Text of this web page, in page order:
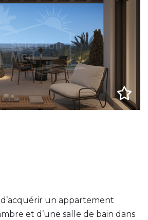
un appartement
et d’une salle de bain dans